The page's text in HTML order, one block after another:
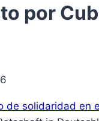
por
de solidaridad en